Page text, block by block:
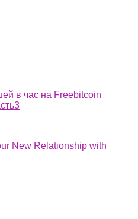
в час на Freebitcoin
New Relationship with